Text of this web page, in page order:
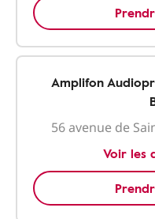
Amplifon
56 avenue de
Voir les